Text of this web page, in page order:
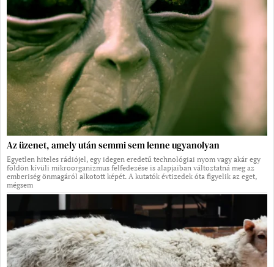
Az üzenet, amely után semmi sem lenne ugyanolyan
Egyetlen hiteles rádiójel, egy idegen eredetű technológiai nyom vagy akár egy
földön kívüli mikroorganizmus felfedezése is alapjaiban változtatná meg az
emberiség önmagáról alkotott képét. A kutatók évtizedek óta figyelik az eget,
mégsem